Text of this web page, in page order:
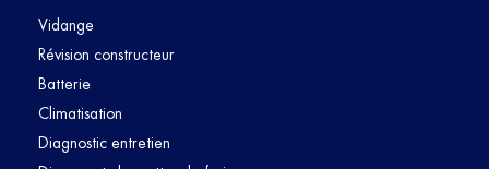
Vidange
Révision constructeur
Batterie
Climatisation
Diagnostic entretien